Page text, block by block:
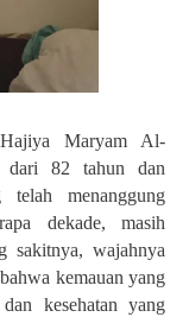
Maryam Al-
dari 82 tahun dan
menanggung
dekade, masih
sakitnya, wajahnya
kemauan yang
kesehatan yang